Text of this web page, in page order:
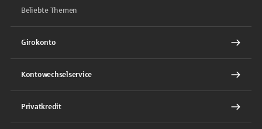
Beliebte Themen
Girokonto
Kontowechselservice
Privatkredit